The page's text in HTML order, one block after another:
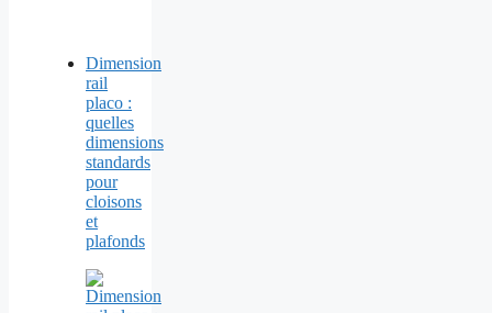
Dimension
rail
placo :
quelles
dimensions
standards
pour
cloisons
et
plafonds